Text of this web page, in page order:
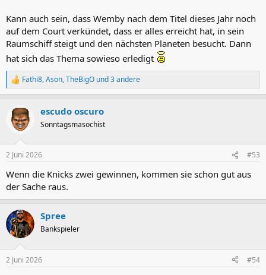
Kann auch sein, dass Wemby nach dem Titel dieses Jahr noch
auf dem Court verkündet, dass er alles erreicht hat, in sein
Raumschiff steigt und den nächsten Planeten besucht. Dann
hat sich das Thema sowieso erledigt
R
e
k
t
e
:
Fathi8,Ason,TheBigO und 3 andere
escudo oscuro
Sonntagsmasochist
2 Juni 2026 #53
Wenn die Knicks zwei gewinnen, kommen sie schon gut aus
der Sache raus.
Spree
Bankspieler
2 Juni 2026 #54